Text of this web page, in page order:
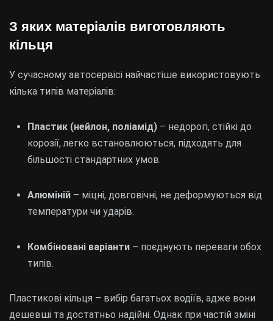
З яких матеріалів виготовляють
кільця
У сучасному автосервісі найчастіше використовують
кілька типів матеріалів:
Пластик (нейлон, поліамід) – недорогі, стійкі до
корозії, легко встановлюються, підходять для
більшості стандартних умов.
Алюміній – міцні, довговічні, не деформуються від
температури чи ударів.
Комбіновані варіанти – поєднують переваги обох
типів.
Пластикові кільця – вибір багатьох водіїв, адже вони
дешевші та достатньо надійні. Однак при частій зміні